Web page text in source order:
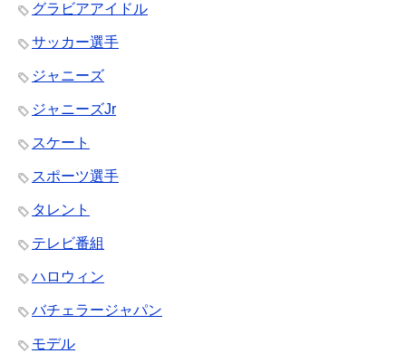
グラビアアイドル
サッカー選手
ジャニーズ
ジャニーズJr
スケート
スポーツ選手
タレント
テレビ番組
ハロウィン
バチェラージャパン
モデル